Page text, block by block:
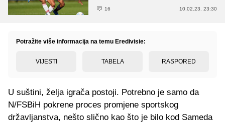
16 10.02.23. 23:30
Potražite više informacija na temu Eredivisie:
VIJESTI TABELA RASPORED
U suštini, želja igrača postoji. Potrebno je samo da
N/FSBiH pokrene proces promjene sportskog
državljanstva, nešto slično kao što je bilo kod Sameda